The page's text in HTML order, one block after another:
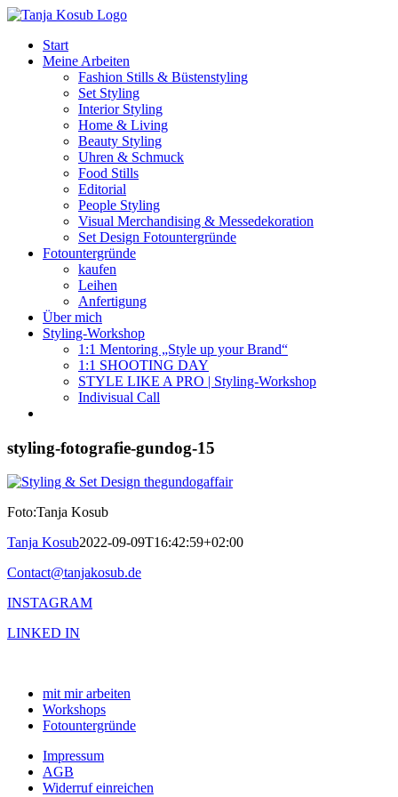
Zum
springenStart
Meine Arbeiten
Fashion Stills & Büstenstyling
Set Styling
Interior Styling
Home & Living
Beauty Styling
Uhren & Schmuck
Food Stills
Editorial
People Styling
Visual Merchandising & Messedekoration
Set Design Fotountergründe
Fotountergründe
kaufen
Leihen
Anfertigung
Über mich
Styling-Workshop
1:1 Mentoring „Style up your Brand“
1:1 SHOOTING DAY
STYLE LIKE A PRO | Styling-Workshop
Indivisual Call
styling-fotografie-gundog-15
Foto:Tanja Kosub
Tanja Kosub2022-09-09T16:42:59+02:00
Contact@tanjakosub.de
INSTAGRAM
LINKED IN
mit mir arbeiten
Workshops
Fotountergründe
Impressum
AGB
Widerruf einreichen